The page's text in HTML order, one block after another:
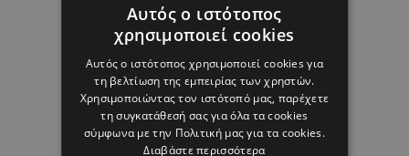
Αυτός ο ιστότοπος
χρησιμοποιεί cookies
Αυτός ο ιστότοπος χρησιμοποιεί cookies για
τη βελτίωση της εμπειρίας των χρηστών.
Χρησιμοποιώντας τον ιστότοπό μας, παρέχετε
τη συγκατάθεσή σας για όλα τα cookies
σύμφωνα με την Πολιτική μας για τα cookies.
Διαβάστε περισσότερα